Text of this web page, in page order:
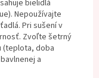
bielidlá
Nepoužívajte
Pri sušení v
Zvoľte šetrný
(teplota, doba
a